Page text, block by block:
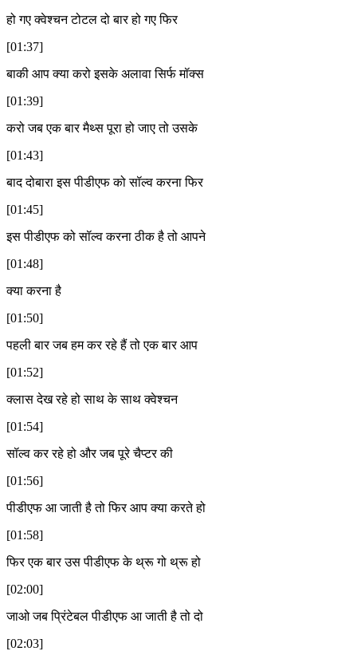
हो गए क्वेश्चन टोटल दो बार हो गए फिर
[01:37]
बाकी आप क्या करो इसके अलावा सिर्फ मॉक्स
[01:39]
करो जब एक बार मैथ्स पूरा हो जाए तो उसके
[01:43]
बाद दोबारा इस पीडीएफ को सॉल्व करना फिर
[01:45]
इस पीडीएफ को सॉल्व करना ठीक है तो आपने
[01:48]
क्या करना है
[01:50]
पहली बार जब हम कर रहे हैं तो एक बार आप
[01:52]
क्लास देख रहे हो साथ के साथ क्वेश्चन
[01:54]
सॉल्व कर रहे हो और जब पूरे चैप्टर की
[01:56]
पीडीएफ आ जाती है तो फिर आप क्या करते हो
[01:58]
फिर एक बार उस पीडीएफ के थ्रू गो थ्रू हो
[02:00]
जाओ जब प्रिंटेबल पीडीएफ आ जाती है तो दो
[02:03]